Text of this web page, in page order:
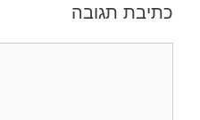
כתיבת תגובה